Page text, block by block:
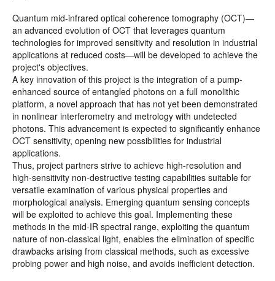
Quantum mid-infrared optical coherence tomography (OCT)—
an advanced evolution of OCT that leverages quantum
technologies for improved sensitivity and resolution in industrial
applications at reduced costs—will be developed to achieve the
project's objectives.
A key innovation of this project is the integration of a pump-
enhanced source of entangled photons on a full monolithic
platform, a novel approach that has not yet been demonstrated
in nonlinear interferometry and metrology with undetected
photons. This advancement is expected to significantly enhance
OCT sensitivity, opening new possibilities for industrial
applications.
Thus, project partners strive to achieve high-resolution and
high-sensitivity non-destructive testing capabilities suitable for
versatile examination of various physical properties and
morphological analysis. Emerging quantum sensing concepts
will be exploited to achieve this goal. Implementing these
methods in the mid-IR spectral range, exploiting the quantum
nature of non-classical light, enables the elimination of specific
drawbacks arising from classical methods, such as excessive
probing power and high noise, and avoids inefficient detection.